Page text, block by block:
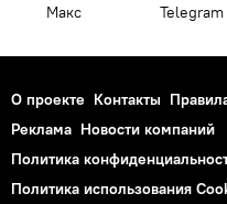
Макс Telegram
О проекте Контакты
Реклама Новости компаний
Политика
Политика использования